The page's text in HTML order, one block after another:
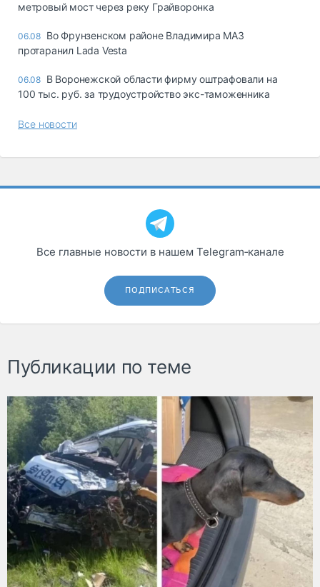
метровый мост через реку Грайворонка
06.08 Во Фрунзенском районе Владимира МАЗ
протаранил Lada Vesta
06.08 В Воронежской области фирму оштрафовали на
100 тыс. руб. за трудоустройство экс-таможенника
Все новости
Все главные новости в нашем Telegram‑канале
ПОДПИСАТЬСЯ
Публикации по теме